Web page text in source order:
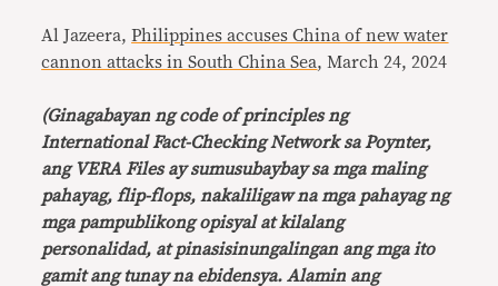
Al Jazeera,Philippines accuses China of new water
cannon attacks in South China Sea, March 24, 2024
(Ginagabayan ng code of principles ng
International Fact-Checking Network sa Poynter,
ang VERA Files ay sumusubaybay sa mga maling
pahayag, flip-flops, nakaliligaw na mga pahayag ng
mga pampublikong opisyal at kilalang
personalidad, at pinasisinungalingan ang mga ito
gamit ang tunay na ebidensya. Alamin ang